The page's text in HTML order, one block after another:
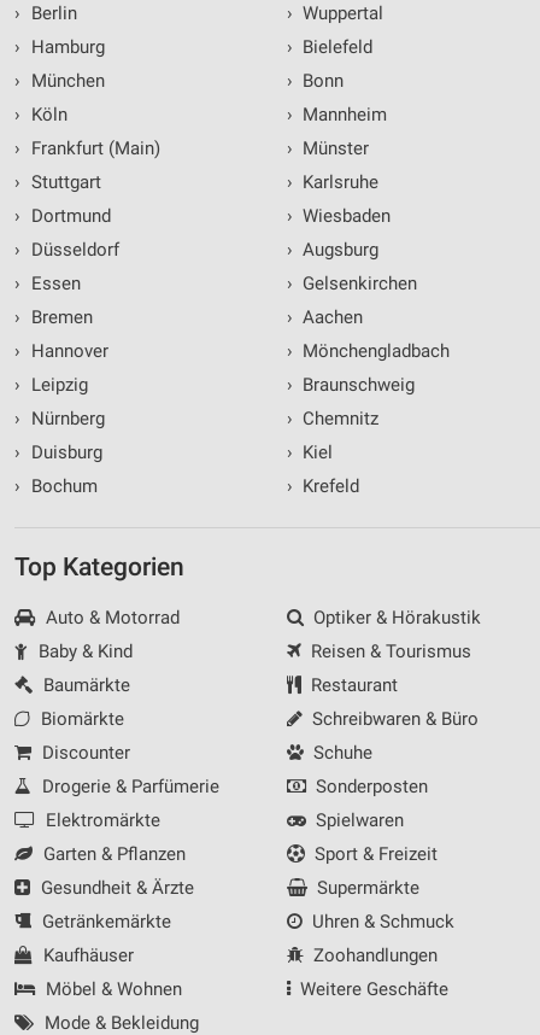
›
Berlin
›
Hamburg
›
München
›
Köln
›
Frankfurt (Main)
› Stuttgart
›
Dortmund
›
Düsseldorf
›
Essen
›
Bremen
›
Hannover
›
Leipzig
›
Nürnberg
›
Duisburg
›
Bochum
› Wuppertal
› Bielefeld
› Bonn
› Mannheim
› Münster
› Karlsruhe
› Wiesbaden
› Augsburg
› Gelsenkirchen
› Aachen
› Mönchengladbach
› Braunschweig
› Chemnitz
› Kiel
› Krefeld
Top Kategorien
Auto & Motorrad
Baby & Kind
Baumärkte
Biomärkte
Discounter
Drogerie & Parfümerie
Elektromärkte
Garten & Pflanzen
Gesundheit & Ärzte
Getränkemärkte
Kaufhäuser
Möbel & Wohnen
Mode & Bekleidung
Optiker & Hörakustik
Reisen & Tourismus
Restaurant
Schreibwaren & Büro
Schuhe
Sonderposten
Spielwaren
Sport & Freizeit
Supermärkte
Uhren & Schmuck
Zoohandlungen
Weitere Geschäfte